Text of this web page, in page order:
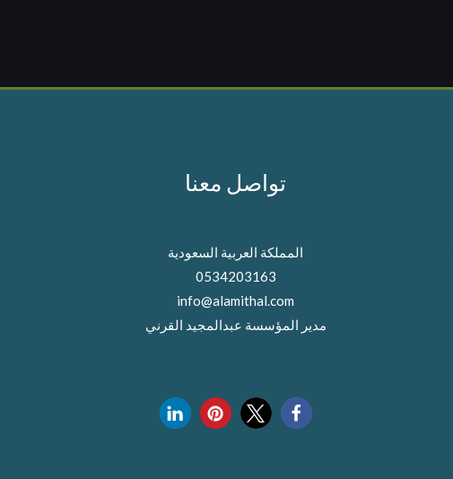
تواصل معنا
المملكة العربية السعودية
0534203163
info@alamithal.com
مدير المؤسسة عبدالمجيد القرني